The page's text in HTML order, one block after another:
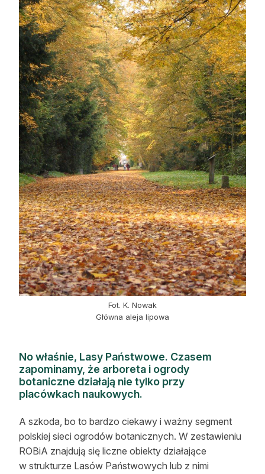
Fot. K. Nowak
Główna aleja lipowa
No właśnie, Lasy Państwowe. Czasem
zapominamy, że arboreta i ogrody
botaniczne działają nie tylko przy
placówkach naukowych.
A szkoda, bo to bardzo ciekawy i ważny segment
polskiej sieci ogrodów botanicznych. W zestawieniu
ROBiA znajdują się liczne obiekty działające
w strukturze Lasów Państwowych lub z nimi